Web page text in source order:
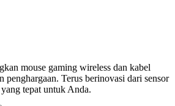
mouse gaming wireless dan kabel
penghargaan. Terus berinovasi dari sensor
tepat untuk Anda.